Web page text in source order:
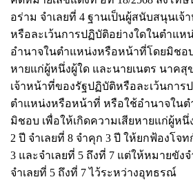
อร่าม จำเลยที่ 4 ฐานเป็นผู้สนับสนุนเ
หรือละเว้นการปฏิบัติอย่างใดในตำแ
อำนาจในตำแหน่งหรือหน้าที่โดยมิชอบ
หายแก่ผู้หนึ่งผู้ใด และนายเนตร นาคสุ
เจ้าหน้าที่ของรัฐปฏิบัติหรือละเว้นการ
ตำแหน่งหรือหน้าที่ หรือใช้อำนาจใน
มิชอบ เพื่อให้เกิดความเสียหายแก่ผู้หนึ่
2 ปี จำเลยที่ 8 จำคุก 3 ปี ให้ยกฟ้องโจ
3 และจำเลยที่ 5 ถึงที่ 7 แต่ให้หมายขังจ
จำเลยที่ 5 ถึงที่ 7 ไว้ระหว่างอุทธรณ์